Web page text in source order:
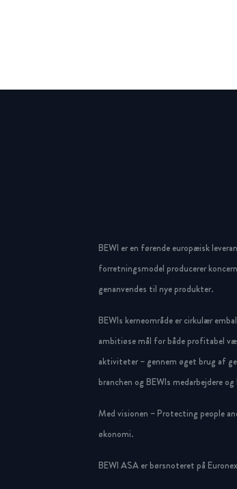
BEWI er en førende europæisk
forretningsmodel producerer
genanvendes til nye produkter.
BEWIs kerneområde er cirkulær
ambitiøse mål for både profitabel
aktiviteter – gennem øget brug af
branchen og BEWIs medarbejdere
Med visionen – Protecting people
økonomi.
BEWI ASA er børsnoteret på